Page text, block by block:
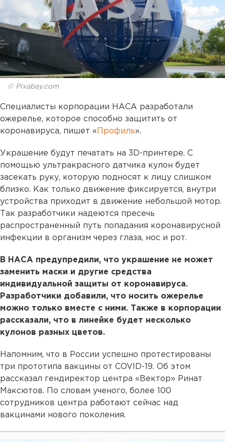
© Pixabay.com
Специалисты корпорации НАСА разработали
ожерелье, которое способно защитить от
коронавируса, пишет « Профиль».
Украшение будут печатать на 3D-принтере. С
помощью ультракрасного датчика кулон будет
засекать руку, которую подносят к лицу слишком
близко. Как только движение фиксируется, внутри
устройства приходит в движение небольшой мотор.
Так разработчики надеются пресечь
распространенный путь попадания коронавирусной
инфекции в организм через глаза, нос и рот.
В НАСА предупредили, что украшение не может
заменить маски и другие средства
индивидуальной защиты от коронавируса.
Разработчики добавили, что носить ожерелье
можно только вместе с ними. Также в корпорации
рассказали, что в линейке будет несколько
кулонов разных цветов.
Напомним, что в России успешно протестированы
три прототипа вакцины от COVID-19. Об этом
рассказал гендиректор центра «Вектор» Ринат
Максютов. По словам ученого, более 100
сотрудников центра работают сейчас над
вакцинами нового поколения.